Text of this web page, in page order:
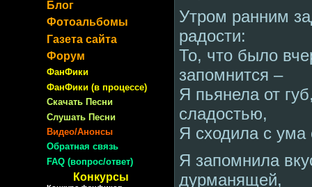
Блог
Фотоальбомы
Газета сайта
Форум
ФанФики
ФанФики (в процессе)
Скачать Песни
Слушать Песни
Видео/Анонсы
Обратная связь
FAQ (вопрос/ответ)
Конкурсы
Утром ранним
радости:
То, что было
запомнится –
Я пьянела от
сладостью,
Я сходила с ума
Я запомнила
дурманящей,